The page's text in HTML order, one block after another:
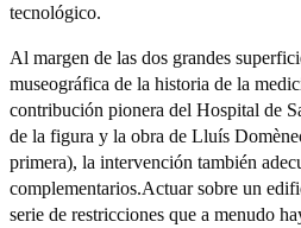
tecnológico.
Al margen de las dos grandes
museográfica de la historia de la
contribución pionera del Hospital de
de la figura y la obra de Lluís
primera), la intervención también
complementarios.Actuar sobre un
serie de restricciones que a menudo